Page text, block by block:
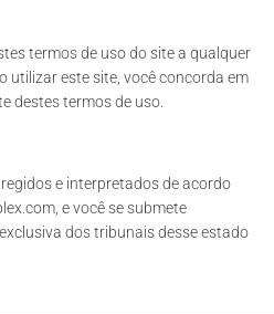
termos de uso do site a qualquer
utilizar este site, você concorda em
destes termos de uso.
e interpretados de acordo
e você se submete
dos tribunais desse estado